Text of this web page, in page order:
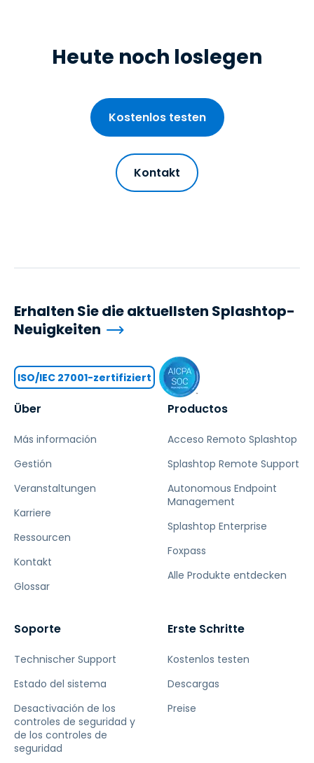
Heute noch loslegen
Kostenlos testen
Kontakt
Über
Más información
Gestión
Veranstaltungen
Karriere
Ressourcen
Kontakt
Glossar
Productos
Acceso Remoto Splashtop
Splashtop Remote Support
Autonomous Endpoint
Management
Splashtop Enterprise
Foxpass
Alle Produkte entdecken
Soporte
Technischer Support
Estado del sistema
Desactivación de los
controles de seguridad y
de los controles de
seguridad
Erste Schritte
Kostenlos testen
Descargas
Preise
Erhalten Sie die aktuellsten Splashtop-
Neuigkeiten
ISO/IEC 27001-zertifiziert